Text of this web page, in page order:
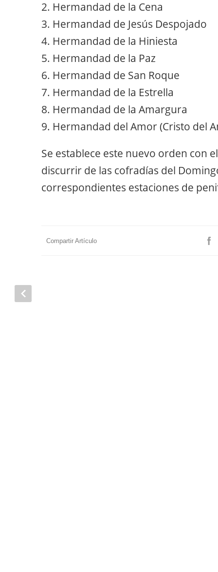
2. Hermandad de la Cena
3. Hermandad de Jesús Despojado
4. Hermandad de la Hiniesta
5. Hermandad de la Paz
6. Hermandad de San Roque
7. Hermandad de la Estrella
8. Hermandad de la Amargura
9. Hermandad del Amor (Cristo del
Se establece este nuevo orden con
discurrir de las cofradías del
correspondientes estaciones de
Compartir Artículo